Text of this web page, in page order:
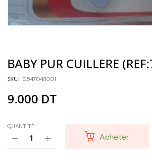
BABY PUR CUILLERE
SKU: 0547048001
9.000 DT
QUANTITÉ:
Acheter